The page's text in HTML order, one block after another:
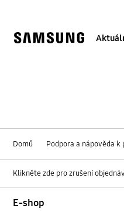
Domů Podpora a nápověda k
Klikněte zde pro zrušení
E-shop